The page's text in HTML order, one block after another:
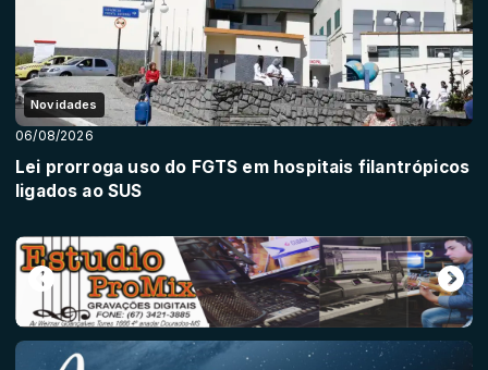
Novidades
06/08/2026
Lei prorroga uso do FGTS em hospitais filantrópicos
ligados ao SUS